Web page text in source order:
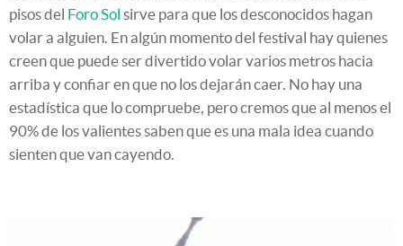
pisos del Foro Sol sirve para que los desconocidos hagan
volar a alguien. En algún momento del festival hay quienes
creen que puede ser divertido volar varios metros hacia
arriba y confiar en que no los dejarán caer. No hay una
estadística que lo compruebe, pero cremos que al menos el
90% de los valientes saben que es una mala idea cuando
sienten que van cayendo.